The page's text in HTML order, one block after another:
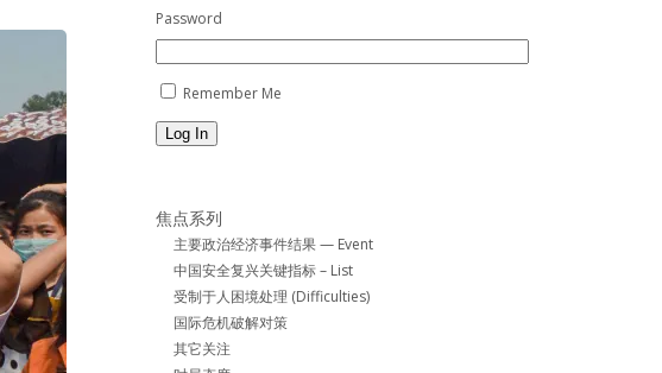
Password
Remember Me
Log In
焦点系列
主要政治经济事件结果 — Event
中国安全复兴关键指标 – List
受制于人困境处理 (Difficulties)
国际危机破解对策
其它关注